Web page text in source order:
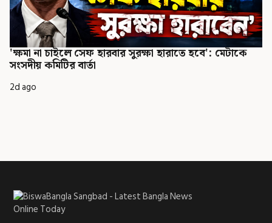
'ক্ষমা না চাইলে সেফ হারবার সুরক্ষা হারাতে হবে': মেটাকে
সংসদীয় কমিটির বার্তা
2d ago